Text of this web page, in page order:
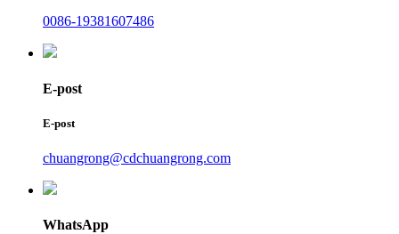
0086-19381607486
E-post
E-post
chuangrong@cdchuangrong.com
WhatsApp